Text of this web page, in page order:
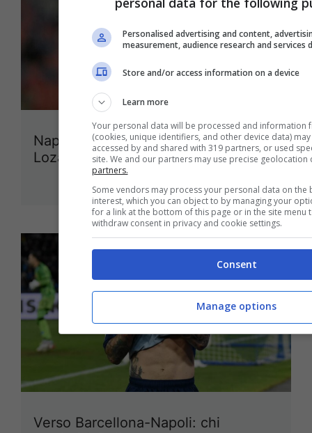
Napoli, spunta la data per il rientro di
Lozano: buone notizie
Verso Barcellona-Napoli: chi
Personalised advertising and content,
measurement, audience research and services
Store and/or access information on a device
Learn more
Your personal data will be processed and information
(cookies, unique identifiers, and other device data)
accessed by and shared with 319 partners, or used
site. We and our partners may use precise geolocation
partners.
Some vendors may process your personal data on the
interest, which you can object to by managing your
for a link at the bottom of this page or in the site menu
withdraw consent in privacy and cookie settings.
Consent
Manage options